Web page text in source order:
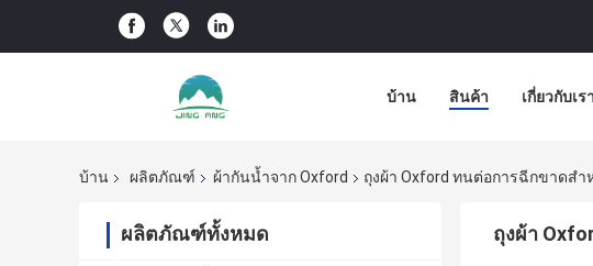
บ้าน สินค้า เกี่ยวกับเรา
บ้าน ผลิตภัณฑ์ ผ้ากันน้ำจาก Oxford ถุงผ้า Oxford ทนต่อการฉีกขาดสำ
ผลิตภัณฑ์ทั้งหมด ถุงผ้า